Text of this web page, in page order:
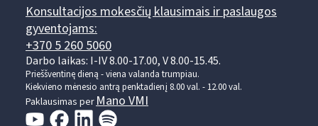
Konsultacijos mokesčių klausimais ir paslaugos
gyventojams:
+370 5 260 5060
Darbo laikas: I-IV 8.00-17.00, V 8.00-15.45.
Prieššventinę dieną - viena valanda trumpiau.
Kiekvieno mėnesio antrą penktadienį 8.00 val. - 12.00 val.
Paklausimas perMano VMI